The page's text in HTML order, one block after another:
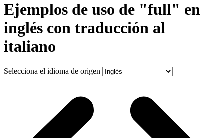
Ejemplos de uso de "full" en
inglés con traducción al
italiano
Selecciona el idioma de origen